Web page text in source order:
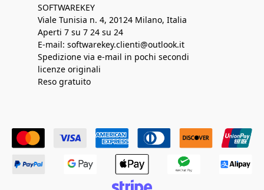
SOFTWAREKEY
Viale Tunisia n. 4, 20124 Milano, Italia
Aperti 7 su 7 24 su 24
E-mail: softwarekey.clienti@outlook.it
Spedizione via e-mail in pochi secondi
licenze originali
Reso gratuito